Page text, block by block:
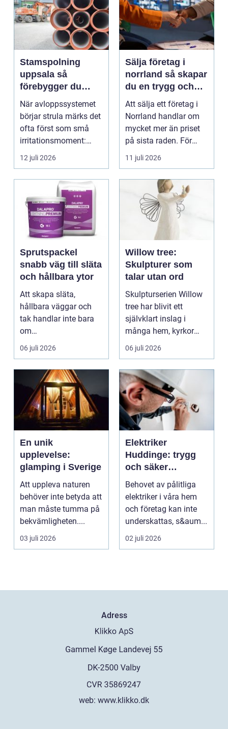
Stamspolning
uppsala så
förebygger du
stopp och
vattenskador i
fastigheten
När avloppssystemet
börjar strula märks det
ofta först som små
irritationsmoment:
långsam avrinning ...
12 juli 2026
Sälja företag i
norrland så skapar
du en trygg och
lönsam affär
Att sälja ett företag i
Norrland handlar om
mycket mer än priset
på sista raden. För
många entrepren...
11 juli 2026
Sprutspackel
snabb väg till släta
och hållbara ytor
Att skapa släta,
hållbara väggar och
tak handlar inte bara
om
hantverksskicklighet.
06 juli 2026
Willow tree:
Skulpturer som
talar utan ord
Skulpturserien Willow
tree har blivit ett
självklart inslag i
många hem, kyrkor
och kapel...
06 juli 2026
En unik
upplevelse:
glamping i Sverige
Att uppleva naturen
behöver inte betyda att
man måste tumma på
bekvämligheten....
03 juli 2026
Elektriker
Huddinge: trygg
och säker
elinstallation
Behovet av pålitliga
elektriker i våra hem
och företag kan inte
underskattas, s&aum...
02 juli 2026
Adress
web: www.klikko.dk